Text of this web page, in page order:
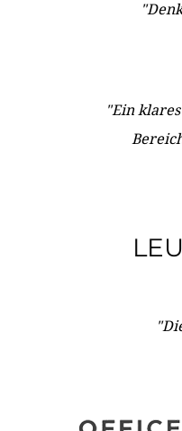
"Ein